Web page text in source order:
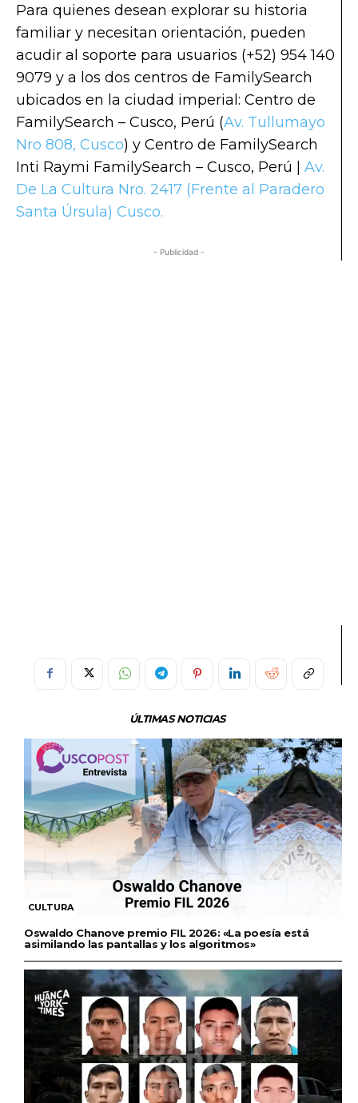
Para quienes desean explorar su historia
familiar y necesitan orientación, pueden
acudir al soporte para usuarios (+52) 954 140
9079 y a los dos centros de FamilySearch
ubicados en la ciudad imperial: Centro de
FamilySearch – Cusco, Perú (Av. Tullumayo
Nro 808, Cusco) y Centro de FamilySearch
Inti Raymi FamilySearch – Cusco, Perú | Av.
De La Cultura Nro. 2417 (Frente al Paradero
Santa Úrsula) Cusco.
- Publicidad -
ÚLTIMAS NOTICIAS
CULTURA
Oswaldo Chanove premio FIL 2026: «La poesía está
asimilando las pantallas y los algoritmos»